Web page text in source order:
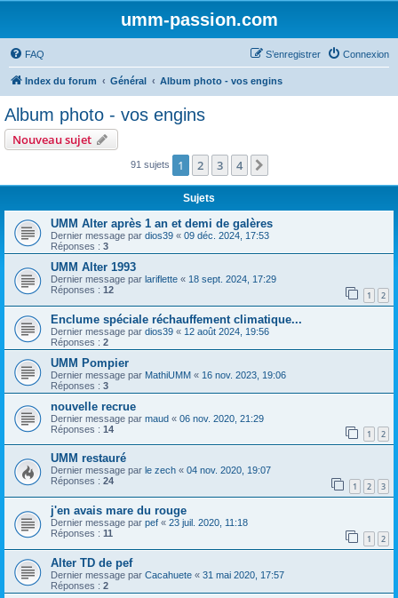
umm-passion.com
FAQ Connexion
S’enregistrer
Index du forum Général Album photo - vos engins
Album photo - vos engins
Nouveau sujet
91 sujets 1 2 3 4
Sujets
UMM Alter après 1 an et demi de galères
Dernier message par dios39 « 09 déc. 2024, 17:53
Réponses : 3
UMM Alter 1993
Dernier message par lariflette « 18 sept. 2024, 17:29
Réponses : 12 1 2
Enclume spéciale réchauffement climatique...
Dernier message par dios39 « 12 août 2024, 19:56
Réponses : 2
UMM Pompier
Dernier message par MathiUMM « 16 nov. 2023, 19:06
Réponses : 3
nouvelle recrue
Dernier message par maud « 06 nov. 2020, 21:29
Réponses : 14 1 2
UMM restauré
Dernier message par le zech « 04 nov. 2020, 19:07
Réponses : 24 1 2 3
j'en avais mare du rouge
Dernier message par pef « 23 juil. 2020, 11:18
Réponses : 11 1 2
Alter TD de pef
Dernier message par Cacahuete « 31 mai 2020, 17:57
Réponses : 2